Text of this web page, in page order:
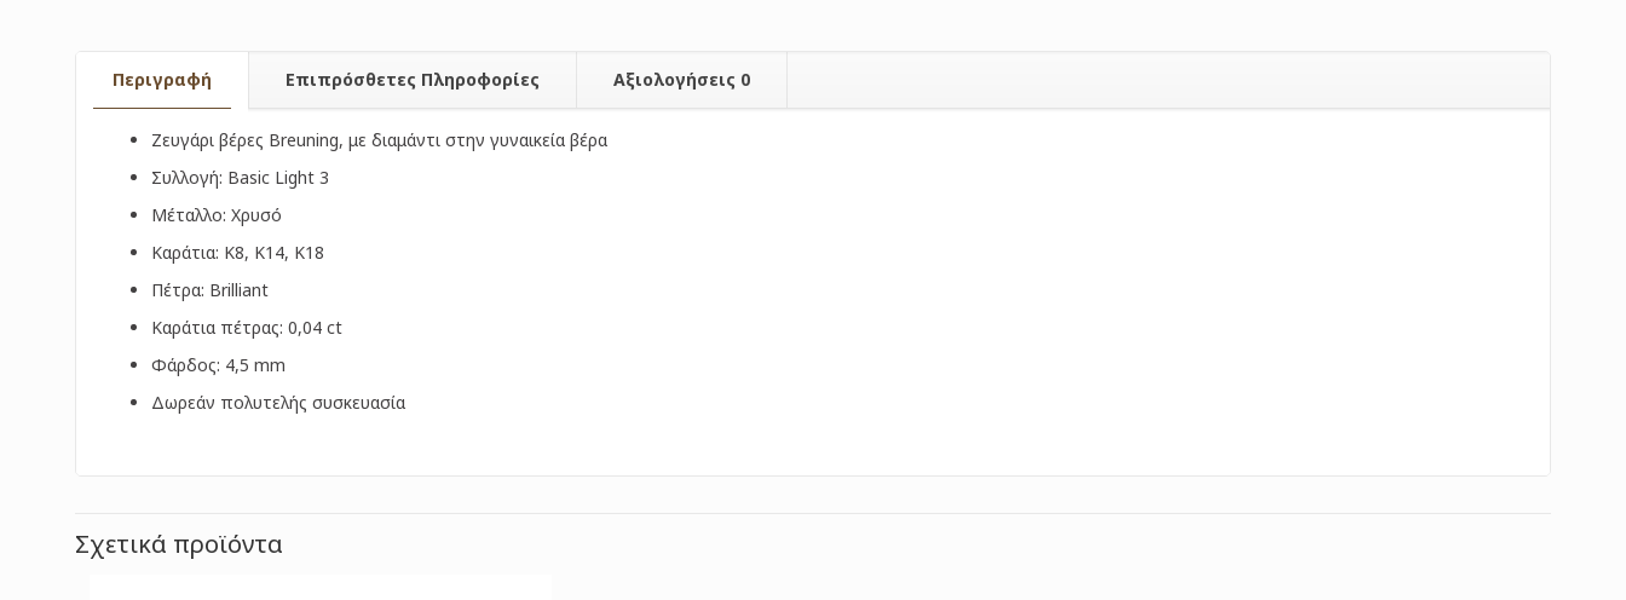
Περιγραφή Επιπρόσθετες Πληροφορίες Αξιολογήσεις 0
Ζευγάρι βέρες Breuning, με διαμάντι στην γυναικεία βέρα
Συλλογή: Basic Light 3
Μέταλλο: Χρυσό
Καράτια: Κ8, Κ14, Κ18
Πέτρα: Brilliant
Καράτια πέτρας: 0,04 ct
Φάρδος: 4,5 mm
Δωρεάν πολυτελής συσκευασία
Σχετικά προϊόντα